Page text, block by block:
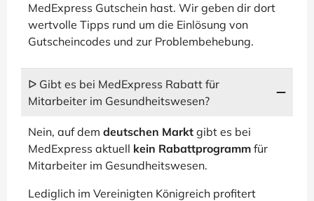
MedExpress Gutschein hast. Wir geben dir dort
wertvolle Tipps rund um die Einlösung von
Gutscheincodes und zur Problembehebung.
ᐅ Gibt es bei MedExpress Rabatt für
Mitarbeiter im Gesundheitswesen?
Nein, auf dem deutschen Markt gibt es bei
MedExpress aktuell kein Rabattprogramm für
Mitarbeiter im Gesundheitswesen.
Lediglich im Vereinigten Königreich profitert